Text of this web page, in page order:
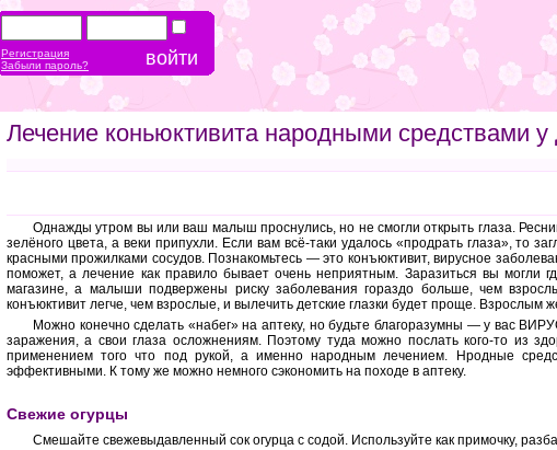
Лечение коньюктивита народными средствами у
Однажды утром вы или ваш малыш проснулись, но не смогли открыть глаза.
зелёного цвета, а веки припухли. Если вам всё-таки удалось «продрать глаза», то
красными прожилками сосудов. Познакомьтесь — это конъюктивит, вирусное
поможет, а лечение как правило бывает очень неприятным. Заразиться вы могли
магазине, а малыши подвержены риску заболевания гораздо больше, чем
конъюктивит легче, чем взрослые, и вылечить детские глазки будет проще. Взрослым
Можно конечно сделать «набег» на аптеку, но будьте благоразумны — у вас
заражения, а свои глаза осложнениям. Поэтому туда можно послать кого-то из
применением того что под рукой, а именно народным лечением. Нродные
эффективными. К тому же можно немного сэкономить на походе в аптеку.
Свежие огурцы
Смешайте свежевыдавленный сок огурца с содой. Используйте как примочку,
Регистрация
Забыли пароль?